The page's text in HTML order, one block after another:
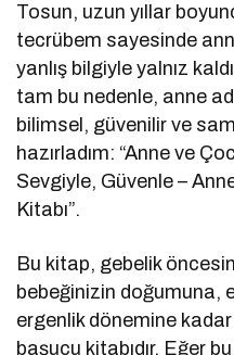
Tosun, uzun yıllar
tecrübem sayesinde
yanlış bilgiyle yalnız
tam bu nedenle, anne
bilimsel, güvenilir ve
hazırladım: “Anne ve
Sevgiyle, Güvenle –
Kitabı”.
Bu kitap, gebelik
bebeğinizin doğumuna,
ergenlik dönemine
başucu kitabıdır. Eğer